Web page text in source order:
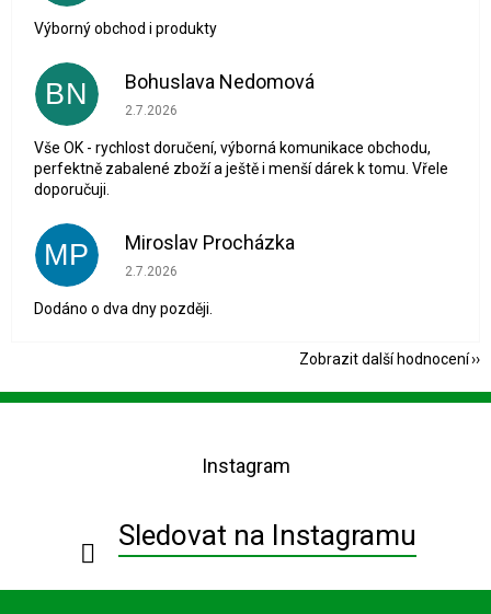
Výborný obchod i produkty
BN Bohuslava Nedomová
Hodnocení obchodu je 5 z 5 hvězdiček.
2.7.2026
Vše OK - rychlost doručení, výborná komunikace obchodu,
perfektně zabalené zboží a ještě i menší dárek k tomu. Vřele
doporučuji.
MP Miroslav Procházka
Hodnocení obchodu je 1 z 5 hvězdiček.
2.7.2026
Dodáno o dva dny později.
Zobrazit další hodnocení
Z
Instagram
Sledovat na Instagramu